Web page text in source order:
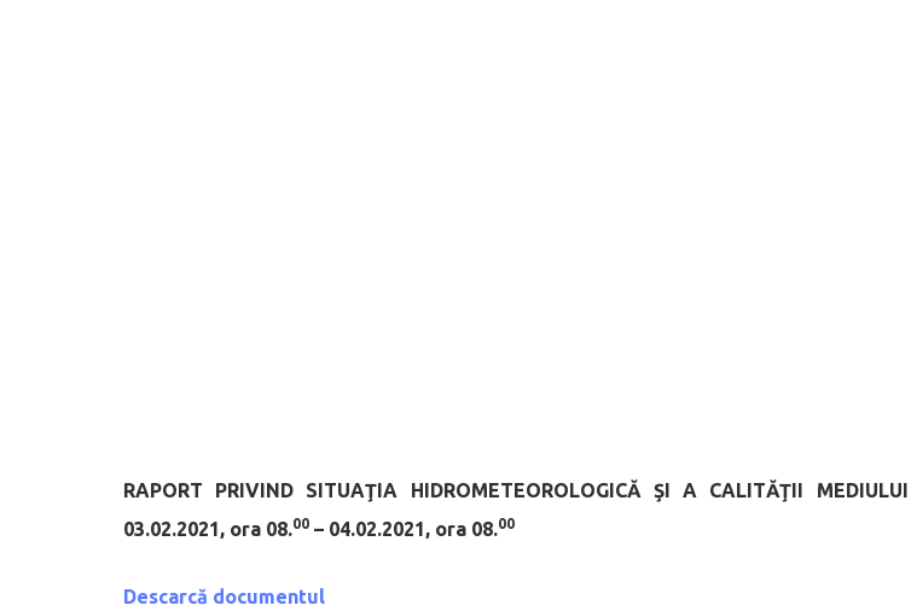
RAPORT PRIVIND SITUAŢIA HIDROMETEOROLOGICĂ ŞI A CALITĂŢII MEDIULUI
03.02.2021, ora 08.00 – 04.02.2021, ora 08.00
Descarcă documentul